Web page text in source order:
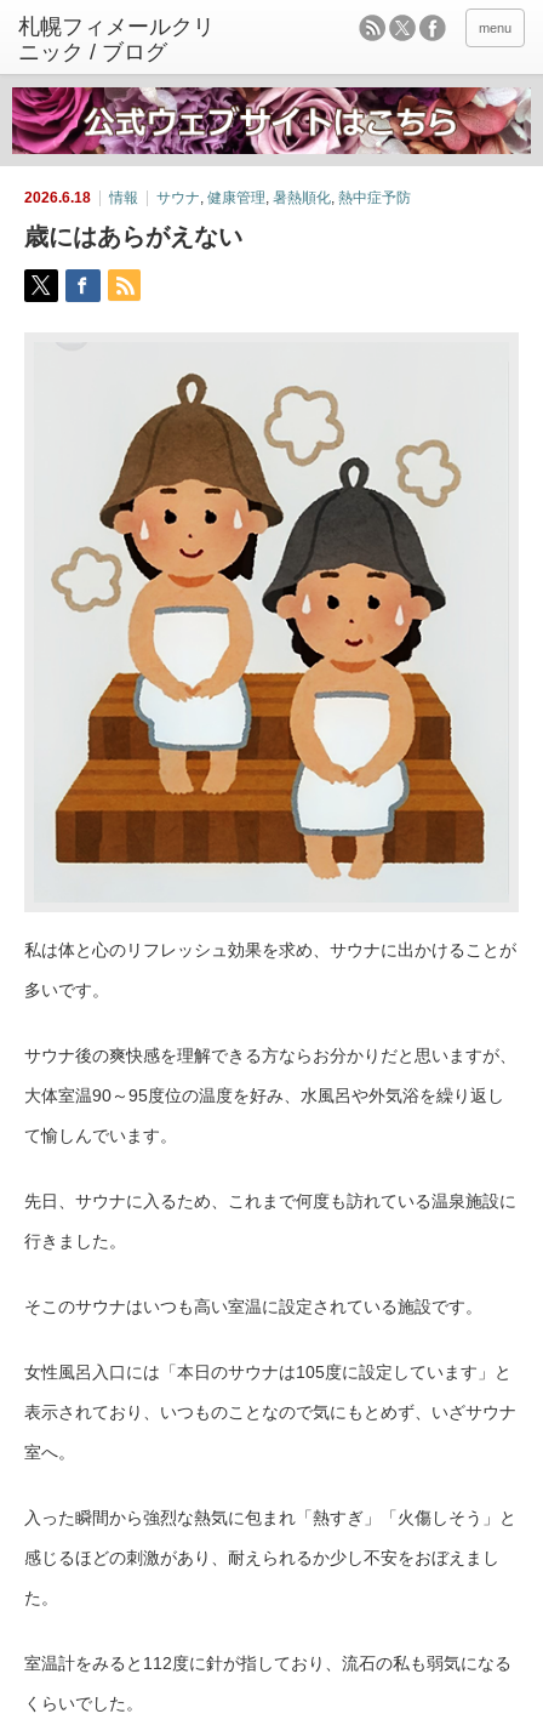
menu
2026.6.18 情報 サウナ, 健康管理, 暑熱順化, 熱中症予防
歳にはあらがえない
私は体と心のリフレッシュ効果を求め、サウナに出かけることが
多いです。
サウナ後の爽快感を理解できる方ならお分かりだと思いますが、
大体室温90～95度位の温度を好み、水風呂や外気浴を繰り返し
て愉しんでいます。
先日、サウナに入るため、これまで何度も訪れている温泉施設に
行きました。
そこのサウナはいつも高い室温に設定されている施設です。
女性風呂入口には「本日のサウナは105度に設定しています」と
表示されており、いつものことなので気にもとめず、いざサウナ
室へ。
入った瞬間から強烈な熱気に包まれ「熱すぎ」「火傷しそう」と
感じるほどの刺激があり、耐えられるか少し不安をおぼえまし
た。
室温計をみると112度に針が指しており、流石の私も弱気になる
くらいでした。